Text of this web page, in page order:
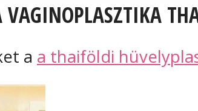
a a thaiföldi